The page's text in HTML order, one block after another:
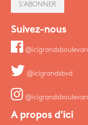
S'ABONNER
Suivez-nous
@icigrandsbvd
A propos d'ici